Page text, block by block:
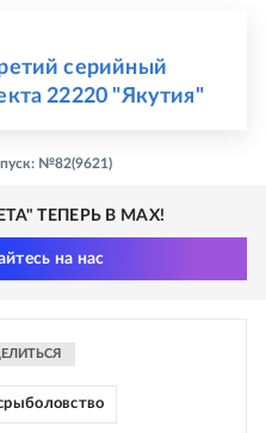
серийный
22220 "Якутия"
№82(9621)
ТЕПЕРЬ В MAX!
на нас